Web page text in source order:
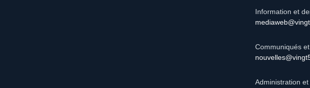
Information et
Communiqués
Administration